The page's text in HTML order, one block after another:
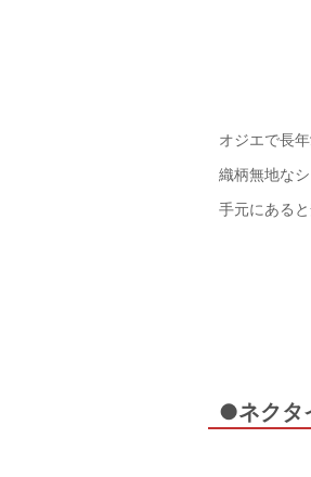
オジエで長
織柄無地な
手元にある
●ネクタ